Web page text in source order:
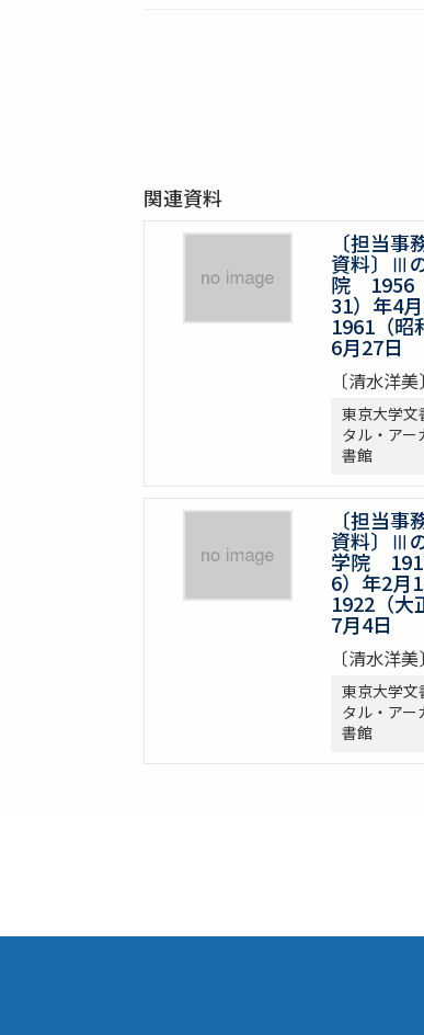
関連資料
〔担当事
資料〕Ⅲ
院 1956
31）年4
1961（昭
6月27日
〔清水洋美〕
東京大学文
タル・アー
書館
〔担当事
資料〕Ⅲ
学院
6）年2月
1922（大
7月4日
〔清水洋美〕
東京大学文
タル・アー
書館